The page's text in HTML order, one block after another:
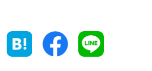
430円 三重県